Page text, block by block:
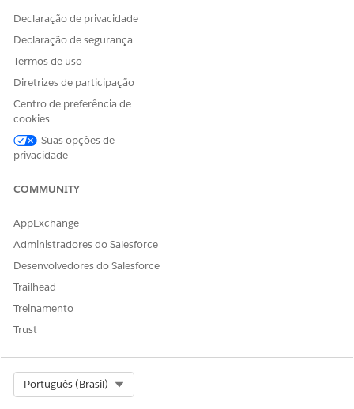
trabalhadores lesados.
Consulte também
ESTE ARTIGO RESOLVEU SEU PROBLEMA?
Declaração de privacidade
Declaração de segurança
Termos de uso
Diretrizes de participação
Centro de preferência de
cookies
Suas opções de
privacidade
COMMUNITY
AppExchange
Administradores do Salesforce
Desenvolvedores do Salesforce
Trailhead
Treinamento
Trust
Português (Brasil)